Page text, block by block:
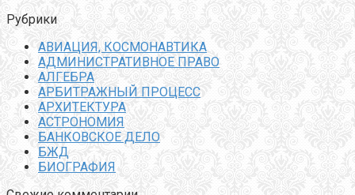
Рубрики
АВИАЦИЯ, КОСМОНАВТИКА
АДМИНИСТРАТИВНОЕ ПРАВО
АЛГЕБРА
АРБИТРАЖНЫЙ ПРОЦЕСС
АРХИТЕКТУРА
АСТРОНОМИЯ
БАНКОВСКОЕ ДЕЛО
БЖД
БИОГРАФИЯ